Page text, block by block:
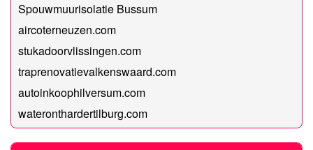
Spouwmuurisolatie Bussum
aircoterneuzen.com
stukadoorvlissingen.com
traprenovatievalkenswaard.com
autoinkoophilversum.com
wateronthardertilburg.com